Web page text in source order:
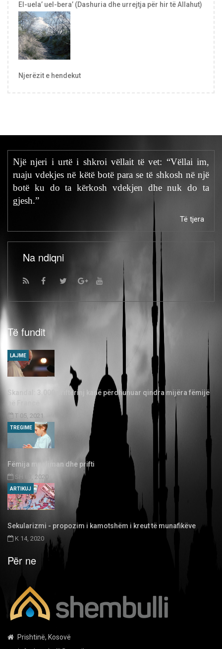
El-uela’ uel-bera’ (Dashuria dhe urrejtja për hir të Allahut)
Njerëzit e hendekut
Një njeri i urtë i shkroi vëllait të vet: “Vëllai im,
ruaju vdekjes në këtë botë para se të shkosh në një
botë ku do ta kërkosh vdekjen dhe nuk do ta
gjesh.”
Të tjera
Na ndiqni
Të fundit
Skandal: 3.000 priftërinj kanë përdhunuar qindra mijëra fëmijë
T 05, 2021
LAJME
Fëmija musliman dhe prifti
SH 03, 2020
TREGIME
Sekularizmi - propozim i kamotshëm i kreut të munafikëve
K 14, 2020
ARTIKUJ
Për ne
Prishtinë, Kosovë